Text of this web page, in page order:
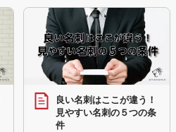
良い名刺はここが違う！
見やすい名刺の５つの条
件